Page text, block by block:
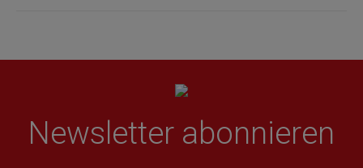
Newsletter abonnieren